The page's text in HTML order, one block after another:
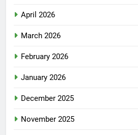
April 2026
March 2026
February 2026
January 2026
December 2025
November 2025